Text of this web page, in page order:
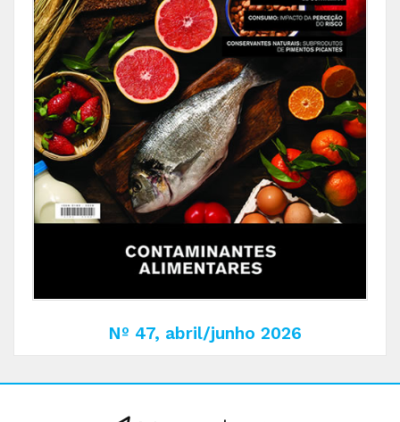
Nº 47, abril/junho 2026